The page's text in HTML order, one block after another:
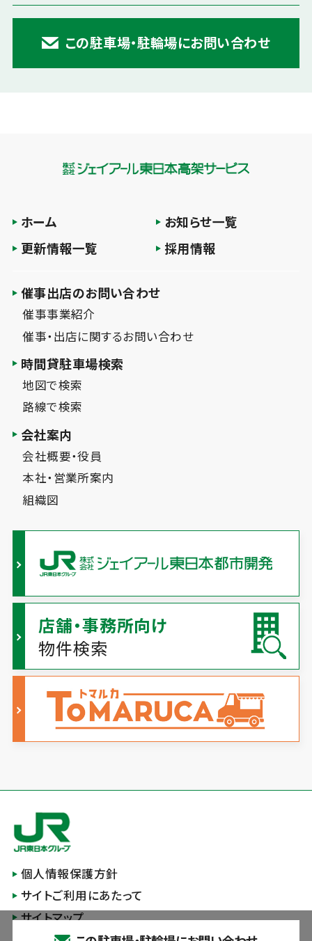
この駐車場・駐輪場にお問い合わせ
ホーム
お知らせ一覧
更新情報一覧
採用情報
催事出店のお問い合わせ
催事事業紹介
催事・出店に関するお問い合わせ
時間貸駐車場検索
地図で検索
路線で検索
会社案内
会社概要・役員
本社・営業所案内
組織図
店舗・事務所向け
物件検索
個人情報保護方針
サイトご利用にあたって
サイトマップ